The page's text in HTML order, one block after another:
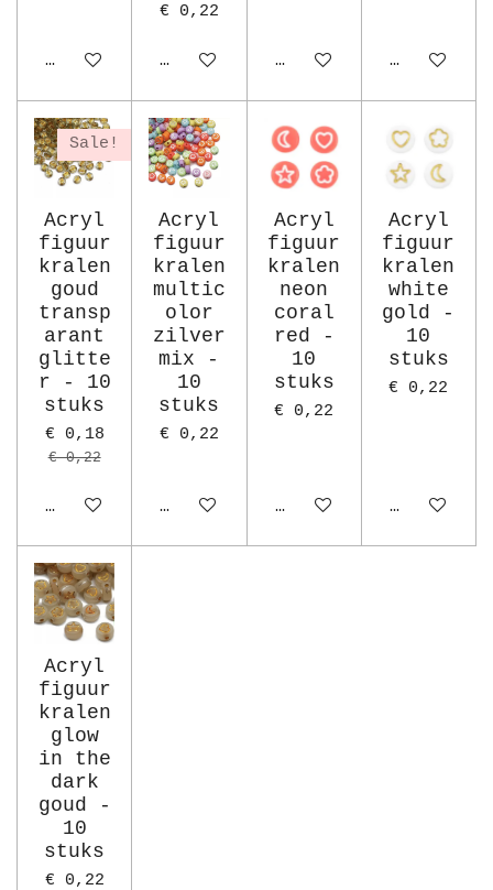
In winkelwagen
€ 0,22
In winkelwagenHoud mij op de hoogte
Houd mij
Sale!
Acryl
figuur
kralen
goud
transp
arant
glitte
r - 10
stuks
€ 0,18
€ 0,22
In winkelwagen
Acryl
figuur
kralen
multic
olor
zilver
mix -
10
stuks
€ 0,22
In winkelwagen
Acryl
figuur
kralen
neon
coral
red -
10
stuks
€ 0,22
In winkelwagen
Acryl
figuur
kralen
white
gold -
10
stuks
€ 0,22
In
Acryl
figuur
kralen
glow
in the
dark
goud -
10
stuks
€ 0,22